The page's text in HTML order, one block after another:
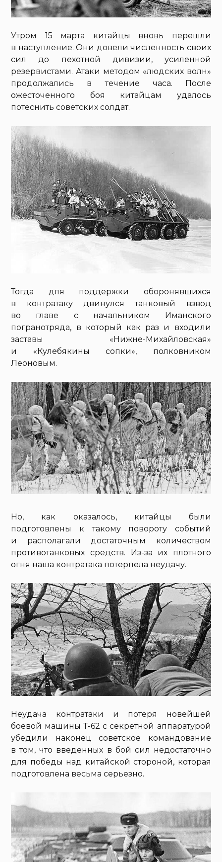
Утром 15 марта китайцы вновь перешли
в наступление. Они довели численность своих
сил до пехотной дивизии, усиленной
резервистами. Атаки методом «людских волн»
продолжались в течение часа. После
ожесточенного боя китайцам удалось
потеснить советских солдат.
Тогда для поддержки оборонявшихся
в контратаку двинулся танковый взвод
во главе с начальником Иманского
погранотряда, в который как раз и входили
заставы «Нижне-Михайловская»
и «Кулебякины сопки», полковником
Леоновым.
Но, как оказалось, китайцы были
подготовлены к такому повороту событий
и располагали достаточным количеством
противотанковых средств. Из-за их плотного
огня наша контратака потерпела неудачу.
Неудача контратаки и потеря новейшей
боевой машины Т-62 с секретной аппаратурой
убедили наконец советское командование
в том, что введенных в бой сил недостаточно
для победы над китайской стороной, которая
подготовлена весьма серьезно.